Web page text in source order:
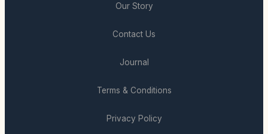
Our Story
Contact Us
Journal
Terms & Conditions
Privacy Policy